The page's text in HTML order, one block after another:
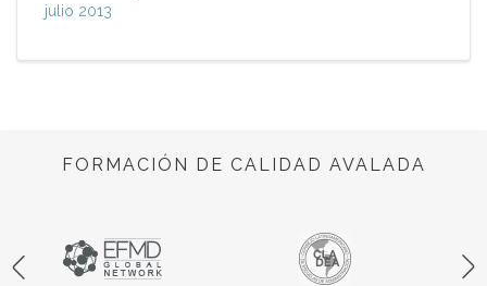
julio 2013
FORMACIÓN DE CALIDAD AVALADA